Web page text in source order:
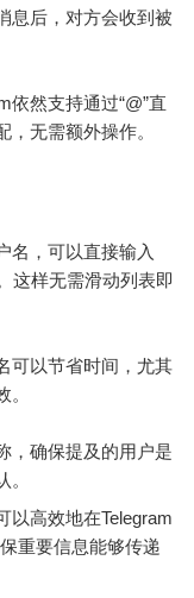
息后，对方会收到被
依然支持通过“@”直
无需额外操作。
名，可以直接输入
这样无需滑动列表即
可以节省时间，尤其
，确保提及的用户是
以高效地在Telegram
重要信息能够传递